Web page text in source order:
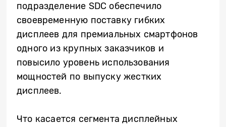
подразделение SDC обеспечило
своевременную поставку гибких
дисплеев для премиальных смартфонов
одного из крупных заказчиков и
повысило уровень использования
мощностей по выпуску жестких
дисплеев.
Что касается сегмента дисплейных